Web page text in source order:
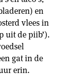
en
vlees in
uit de piib’).
gat in de
erin.